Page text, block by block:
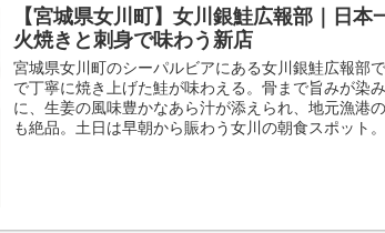
【宮城県女川町】女川銀鮭広報部｜日本
火焼きと刺身で味わう新店
宮城県女川町のシーパルビアにある女川銀鮭広報部
で丁寧に焼き上げた鮭が味わえる。骨まで旨みが染
に、生姜の風味豊かなあら汁が添えられ、地元漁港
も絶品。土日は早朝から賑わう女川の朝食スポット。